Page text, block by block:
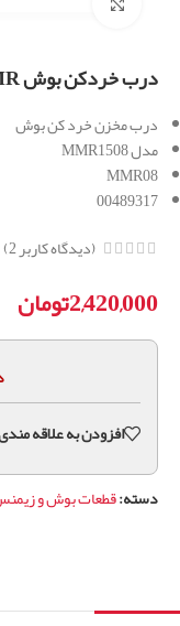
درب خردکن بوش MMR
درب مخزن خرد کن بوش
مدل MMR1508
MMR08
00489317
(دیدگاه کاربر2
)
2,420,000تومان
افزودن به علاقه
دسته:قطعات بوش و